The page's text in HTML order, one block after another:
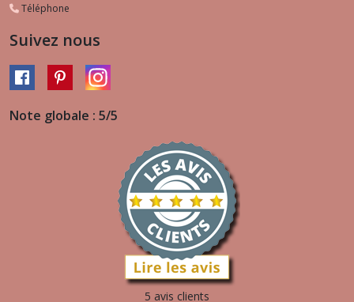
Téléphone
Suivez nous
Note globale : 5/5
5 avis clients